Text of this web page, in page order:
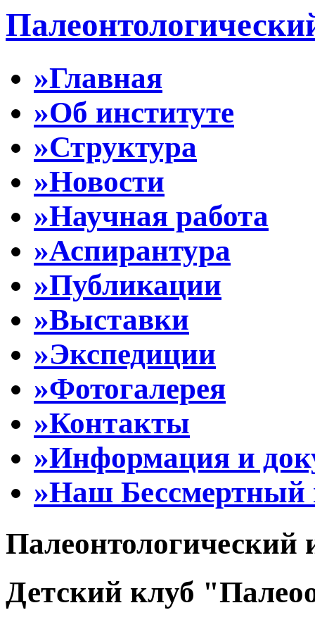
»Главная
»Об институте
»Структура
»Новости
»Научная работа
»Аспирантура
»Публикации
»Выставки
»Экспедиции
»Фотогалерея
»Контакты
»Информация и
»Наш Бессмертный
Палеонтологический
Детский клуб